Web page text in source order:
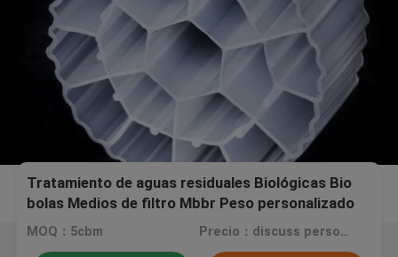
Tratamiento de aguas residuales Biológicas Bio
bolas Medios de filtro Mbbr Peso personalizado
MOQ：5cbm Precio：discuss personally